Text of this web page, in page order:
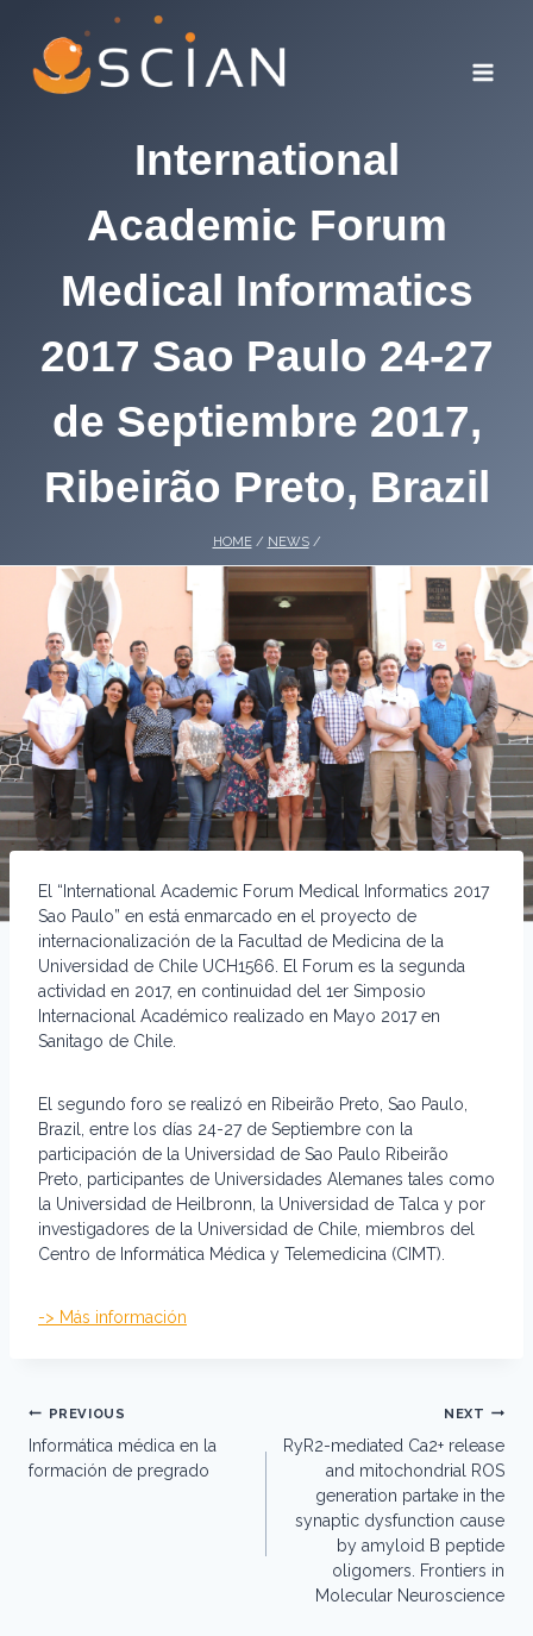
content
International
Academic Forum
Medical Informatics
2017 Sao Paulo 24-27
de Septiembre 2017,
Ribeirão Preto, Brazil
HOME / NEWS /
El “International Academic Forum Medical Informatics 2017
Sao Paulo” en está enmarcado en el proyecto de
internacionalización de la Facultad de Medicina de la
Universidad de Chile UCH1566. El Forum es la segunda
actividad en 2017, en continuidad del 1er Simposio
Internacional Académico realizado en Mayo 2017 en
Sanitago de Chile.
El segundo foro se realizó en Ribeirão Preto, Sao Paulo,
Brazil, entre los días 24-27 de Septiembre con la
participación de la Universidad de Sao Paulo Ribeirão
Preto, participantes de Universidades Alemanes tales como
la Universidad de Heilbronn, la Universidad de Talca y por
investigadores de la Universidad de Chile, miembros del
Centro de Informática Médica y Telemedicina (CIMT).
-> Más información
Post
navigation
PREVIOUS
Informática médica en la
formación de pregrado
NEXT
RyR2-mediated Ca2+ release
and mitochondrial ROS
generation partake in the
synaptic dysfunction cause
by amyloid B peptide
oligomers. Frontiers in
Molecular Neuroscience